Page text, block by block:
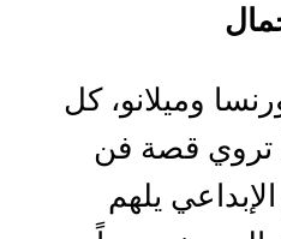
وميلانو، كل
تروي قصة فن
يلهم